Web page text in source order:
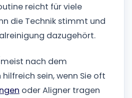
reicht für viele
die Technik stimmt und
dazugehört.
nach dem
sein, wenn Sie oft
oder Aligner tragen